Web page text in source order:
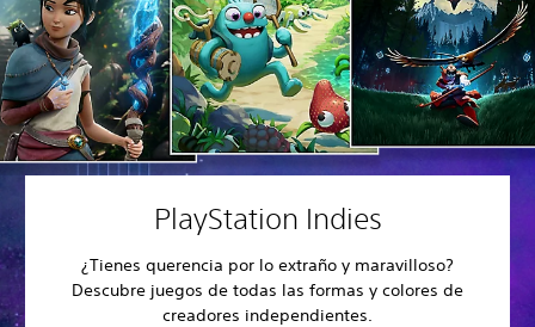
PlayStation Indies
¿Tienes querencia por lo extraño y maravilloso?
Descubre juegos de todas las formas y colores de
creadores independientes.